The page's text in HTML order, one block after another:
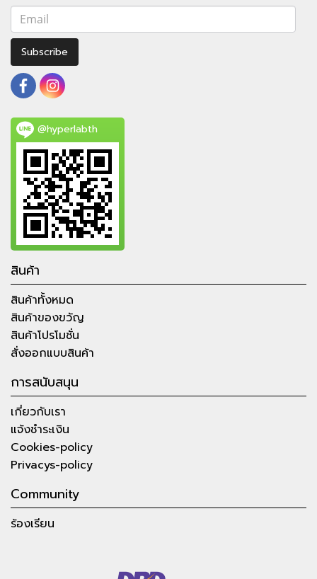
Subscribe
@hyperlabth
สินค้า
สินค้าทั้งหมด
สินค้าของขวัญ
สินค้าโปรโมชั่น
สั่งออกแบบสินค้า
การสนับสนุน
เกี่ยวกับเรา
แจ้งชำระเงิน
Cookies-policy
Privacys-policy
Community
ร้องเรียน